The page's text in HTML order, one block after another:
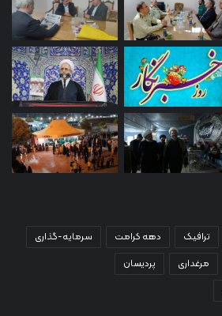
ترافیک دهه کرامت
سرمایه-گذاری
مرغداری
پردیسان